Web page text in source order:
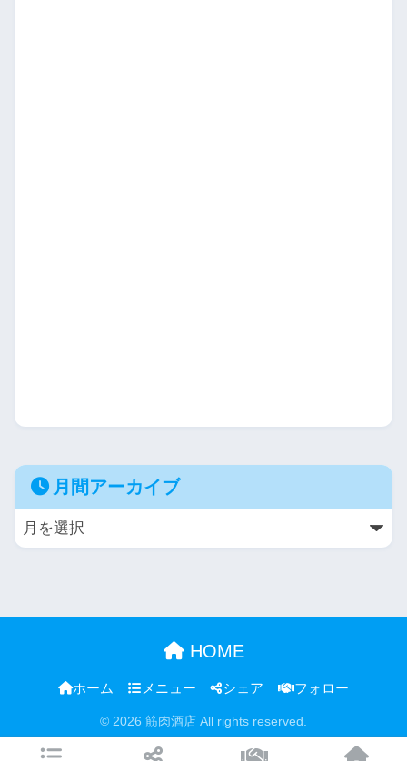
月間アーカイブ
HOME
ホーム メニュー シェア フォロー
© 2026 筋肉酒店 All rights reserved.